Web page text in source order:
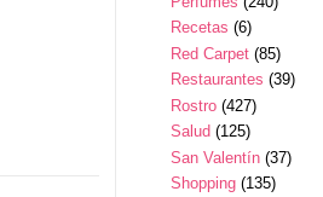
Recetas (6)
Red Carpet (85)
Restaurantes (39)
Rostro (427)
Salud (125)
San Valentín (37)
Shopping (135)